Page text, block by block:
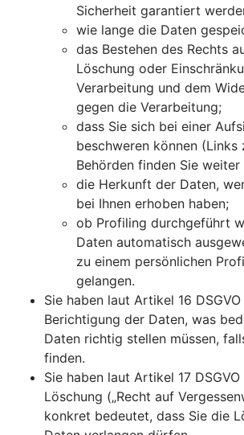
Sicherheit garantiert
wie lange die Daten
das Bestehen des Rechts
Löschung oder
Verarbeitung und dem
gegen die Verarbeitung;
dass Sie sich bei einer
beschweren können (Links
Behörden finden Sie weiter
die Herkunft der Daten,
bei Ihnen erhoben haben;
ob Profiling durchgeführt
Daten automatisch
zu einem persönlichen
gelangen.
Sie haben laut Artikel 16
Berichtigung der Daten, was
Daten richtig stellen müssen,
finden.
Sie haben laut Artikel 17
Löschung („Recht auf
konkret bedeutet, dass Sie die